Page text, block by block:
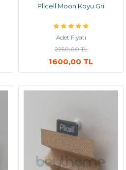
Plicell Moon Koyu Gri
Adet Fiyatı
2250,00 TL
1600,00 TL